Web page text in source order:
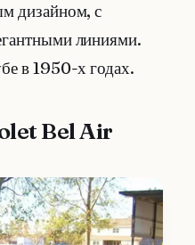
дизайном, с
линиями.
в 1950-х годах.
Bel Air